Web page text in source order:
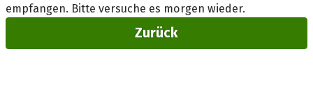
empfangen. Bitte versuche es morgen wieder.
Zurück